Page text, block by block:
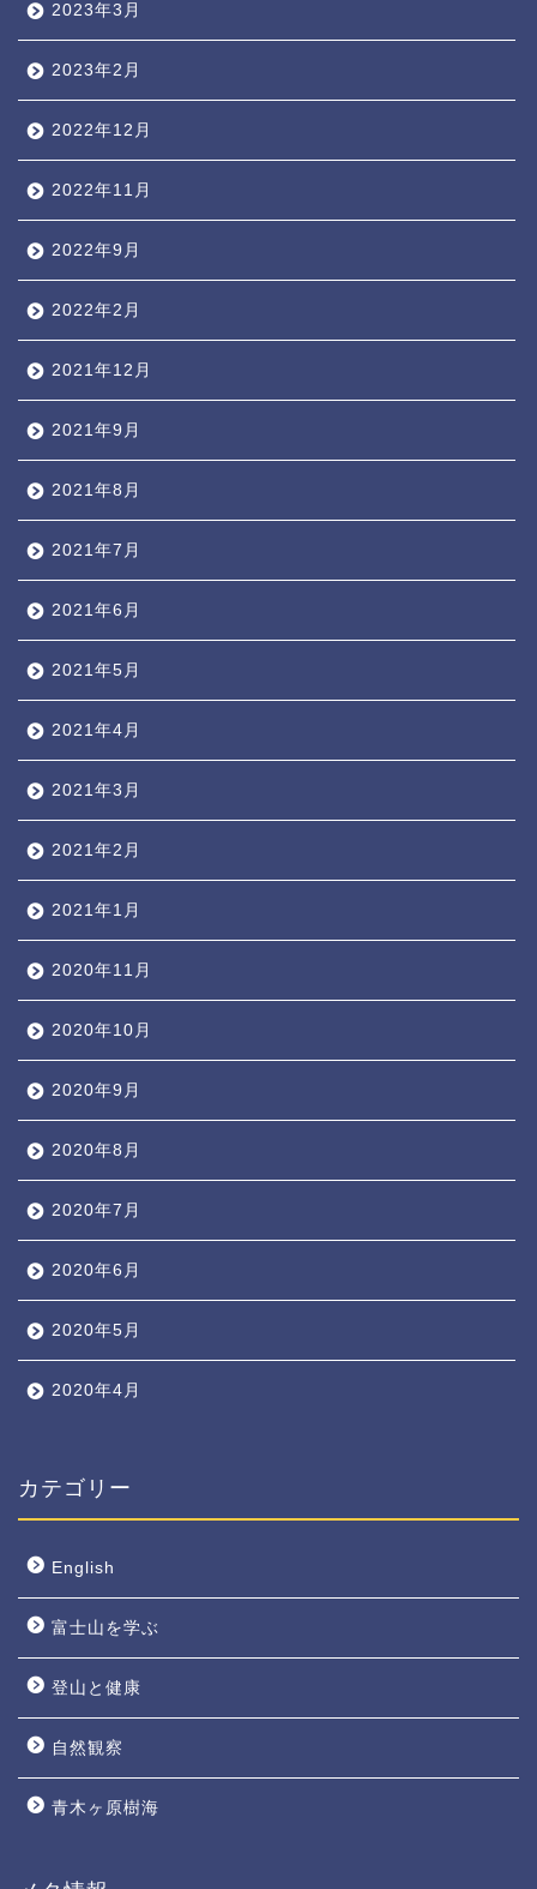
2023年3月
2023年2月
2022年12月
2022年11月
2022年9月
2022年2月
2021年12月
2021年9月
2021年8月
2021年7月
2021年6月
2021年5月
2021年4月
2021年3月
2021年2月
2021年1月
2020年11月
2020年10月
2020年9月
2020年8月
2020年7月
2020年6月
2020年5月
2020年4月
カテゴリー
English
富士山を学ぶ
登山と健康
自然観察
青木ヶ原樹海